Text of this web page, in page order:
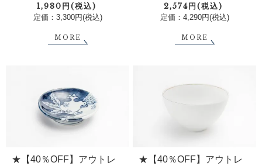
1,980円(税込)
定価：3,300円(税込)
MORE
2,574円(税込)
定価：4,290円(税込)
MORE
★【40％OFF】アウトレ
★【40％OFF】アウトレ